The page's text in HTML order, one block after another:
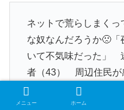
ネットで荒らしまく
な奴なんだろうか🙁
いて不気味だった」
者（43） 周辺住民が
放送)
#Yahooニュース
メニュー ホーム